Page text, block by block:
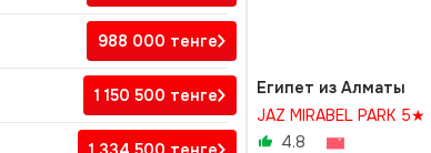
988 000 тенге
1 150 500 тенге
Египет из Алматы
JAZ MIRABEL PARK 5★
4.8